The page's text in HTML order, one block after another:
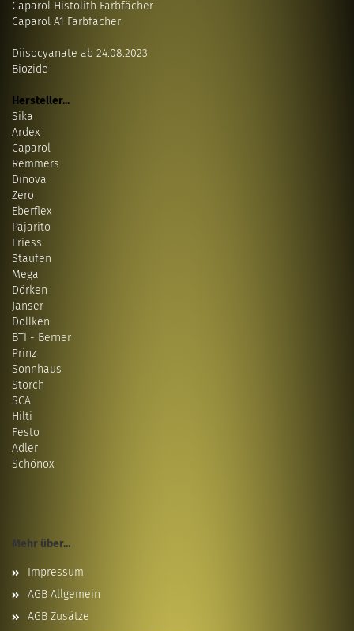
Caparol Histolith Farbfächer
Caparol A1 Farbfächer
Diisocyanate ab 24.08.2023
Biozide
Hersteller...
Sika
Ardex
Caparol
Remmers
Dinova
Zero
Eberflex
Pajarito
Friess
Staufen
Mega
Dörken
Janser
Döllken
BTI - Berner
Prinz
Sonnhaus
Storch
SCA
Hilti
Festo
Adler
Schönox
Mehr über...
Impressum
AGB Allgemein
AGB Zusätze